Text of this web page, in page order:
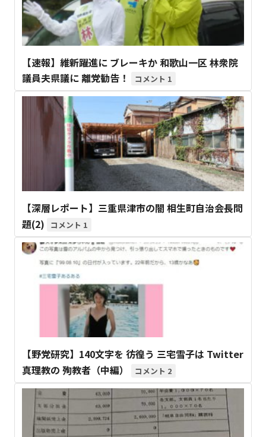
【速報】維新躍進に ブレーキか 和歌山一区 林衆院
議員夫県議に 離党勧告！
1
【深層レポート】三重県津市の闇 相生町自治会長問
題(2)
1
【野党研究】140文字を 彷徨う 三宅雪子は Twitter
真理教の 殉教者（中編）
2